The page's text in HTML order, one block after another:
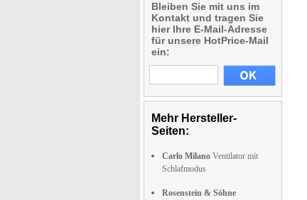
Bleiben Sie mit uns im
Kontakt und tragen Sie
hier Ihre E-Mail-Adresse
für unsere HotPrice-Mail
ein:
Mehr Hersteller-
Seiten:
Carlo Milano Ventilator mit
Schlafmodus
Rosenstein & Söhne